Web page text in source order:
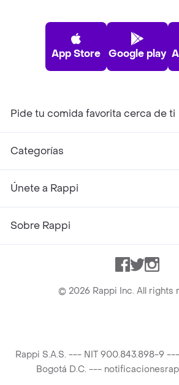
App Store Google play
Pide tu comida favorita cerca de ti
Categorías
Únete a Rappi
Sobre Rappi
Facebook
Twitter
© 2026 Rappi Inc. All rights
Rappi S.A.S. --- NIT 900.843.898-9
Bogotá D.C. ---